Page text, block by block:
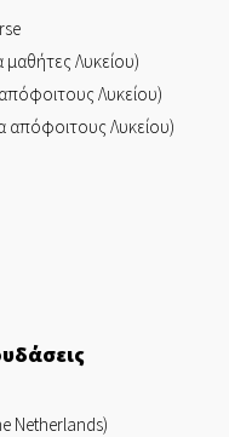
Λυκείου)
Λυκείου)
απόφοιτους Λυκείου)
Netherlands)